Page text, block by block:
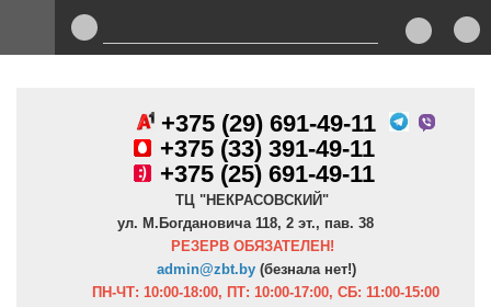
+375 (29) 691-49-11
+375 (33) 391-49-11
+375 (25) 691-49-11
ТЦ "НЕКРАСОВСКИЙ"
ул. М.Богдановича 118, 2 эт., пав. 38
РЕЗЕРВ ОБЯЗАТЕЛЕН!
admin@zbt.by (безнала нет!)
ПН-ЧТ: 10:00-18:00, ПТ: 10:00-17:00, СБ: 11:00-15:00